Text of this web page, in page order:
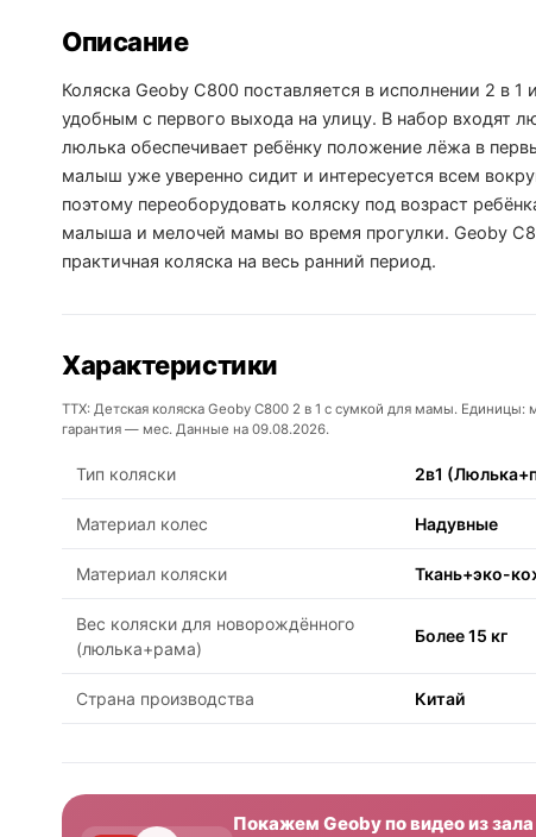
Описание
Коляска Geoby C800 поставляется в исполнении 2 в
удобным с первого выхода на улицу. В набор входят
люлька обеспечивает ребёнку положение лёжа в
малыш уже уверенно сидит и интересуется всем
поэтому переоборудовать коляску под возраст
малыша и мелочей мамы во время прогулки. Geoby
практичная коляска на весь ранний период.
Характеристики
ТТХ: Детская коляска Geoby C800 2 в 1 с сумкой для мамы.
гарантия — мес. Данные на 09.08.2026.
Тип коляски 2в1
Материал колес Надувные
Материал коляски Ткань+эко-
Вес коляски для новорождённого
(люлька+рама)
Более 15 кг
Страна производства Китай
Покажем Geoby по видео из зала